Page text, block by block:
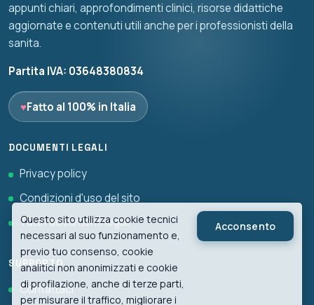
appunti chiari, approfondimenti clinici, risorse didattiche
aggiornate e contenuti utili anche per i professionisti della
sanita.
Partita IVA: 03648380834
♥Fatto al 100% in Italia
DOCUMENTI LEGALI
Privacy policy
Condizioni d'uso del sito
Tutti i documenti legali
SUPPORTO
Contattaci
Questo sito utilizza cookie tecnici
necessari al suo funzionamento e,
previo tuo consenso, cookie
analitici non anonimizzati e cookie
di profilazione, anche di terze parti,
per misurare il traffico, migliorare i
Acconsento